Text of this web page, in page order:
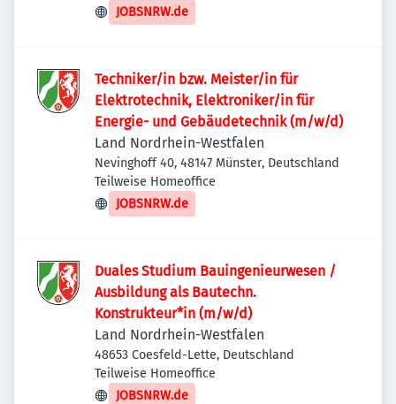
Deutschland
JOBSNRW.de
Techniker/in bzw. Meister/in für
Elektrotechnik, Elektroniker/in für
Energie- und Gebäudetechnik (m/w/d)
Land Nordrhein-Westfalen
Nevinghoff 40, 48147 Münster, Deutschland
Teilweise Homeoffice
JOBSNRW.de
Duales Studium Bauingenieurwesen /
Ausbildung als Bautechn.
Konstrukteur*in (m/w/d)
Land Nordrhein-Westfalen
48653 Coesfeld-Lette, Deutschland
Teilweise Homeoffice
JOBSNRW.de